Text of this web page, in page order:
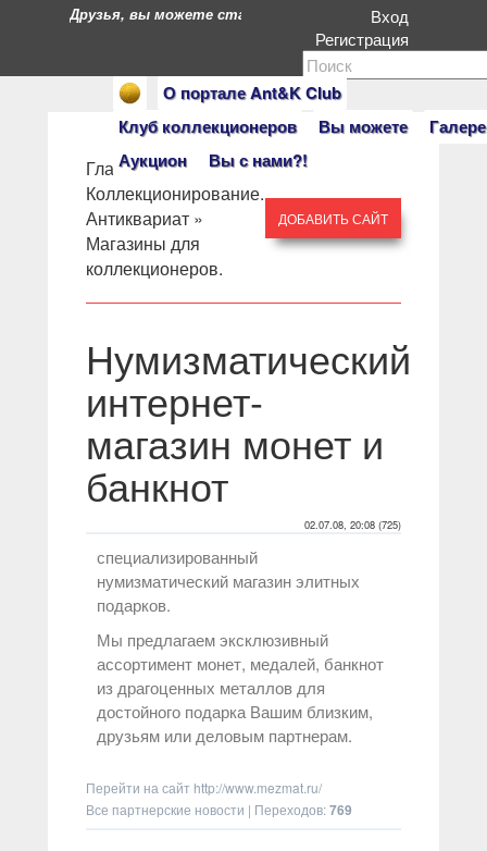
О портале Ant&K Club
Клуб коллекционеров
Вы можете
Аукцион
Вы с нами?!
Друзья, вы можете стать героями нашего портала.
Вход
Регистрация
Главная» »
Коллекционирование.
Антиквариат »
Магазины для
коллекционеров.
ДОБАВИТЬ САЙТ
Нумизматический
интернет-
магазин монет и
банкнот
02.07.08, 20:08 (725)
специализированный
нумизматический магазин элитных
подарков.
Мы предлагаем эксклюзивный
ассортимент монет, медалей, банкнот
из драгоценных металлов для
достойного подарка Вашим близким,
друзьям или деловым партнерам.
Перейти на сайт http://www.mezmat.ru/
Все партнерские новости | Переходов:769